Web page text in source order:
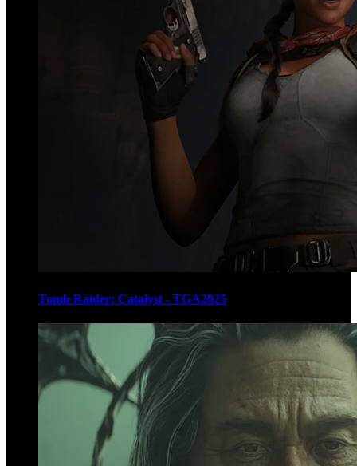
Tomb Raider: Catalyst - TGA2025